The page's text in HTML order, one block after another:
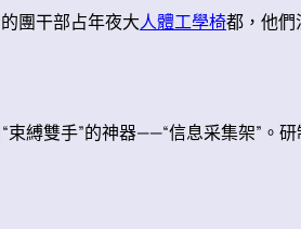
團干部占年夜大人體工學椅都，他們
縛雙手”的神器——“信息采集架”。